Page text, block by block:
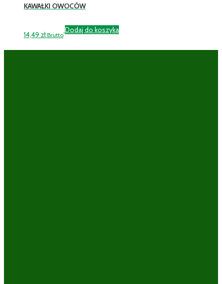
KAWAŁKI OWOCÓW
14,49 zł Brutto
Dodaj do koszyka